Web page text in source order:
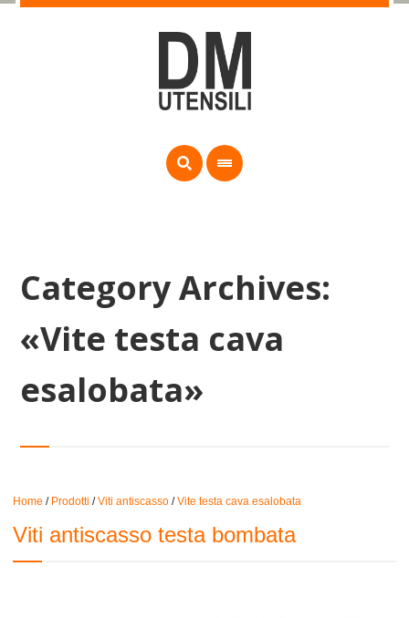
Category Archives:
«Vite testa cava
esalobata»
Home / Prodotti /Viti antiscasso /Vite testa cava esalobata
Viti antiscasso testa bombata